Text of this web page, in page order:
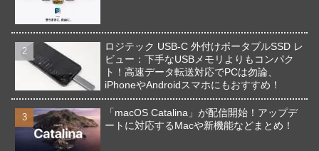
ロジテック USB-C 外付けポータブルSSD レ
ビュー：下手なUSBメモリよりもコンパク
ト！高速データ転送対応でPCは勿論、
iPhoneやAndroidスマホにもおすすめ！
「macOS Catalina」が配信開始！アップデ
ートに対応するMacや新機能などまとめ！